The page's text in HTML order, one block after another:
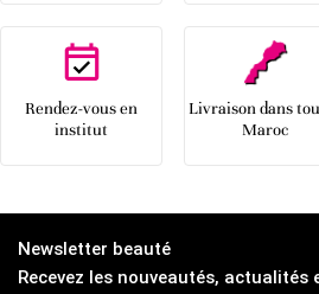
Rendez-vous en
institut
Livraison dans
Maroc
Newsletter beauté
Recevez les nouveautés,